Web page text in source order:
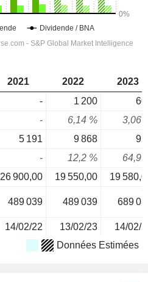
2021 2022
2023
- 1 200
- 6,14 %
3,06
5 191 9 868
- 12,2 %
64,9
26 900,00 19 550,00
19
489 039 489 039 689
14/02/22 13/02/23 14/02/
Données Estimées